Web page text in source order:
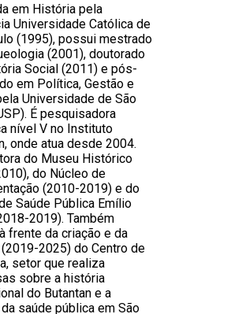
em História pela
Universidade Católica de
(1995), possui mestrado
(2001), doutorado
Social (2011) e pós-
em Política, Gestão e
Universidade de São
É pesquisadora
nível V no Instituto
onde atua desde 2004.
do Museu Histórico
do Núcleo de
(2010-2019) e do
Saúde Pública Emílio
2019). Também
frente da criação e da
2025) do Centro de
setor que realiza
sobre a história
do Butantan e a
saúde pública em São